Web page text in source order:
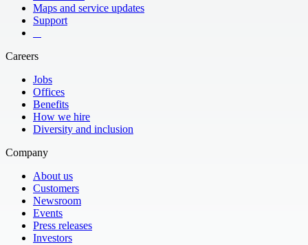
Maps and service updates
Support
Careers
Jobs
Offices
Benefits
How we hire
Diversity and inclusion
Company
About us
Customers
Newsroom
Events
Press releases
Investors